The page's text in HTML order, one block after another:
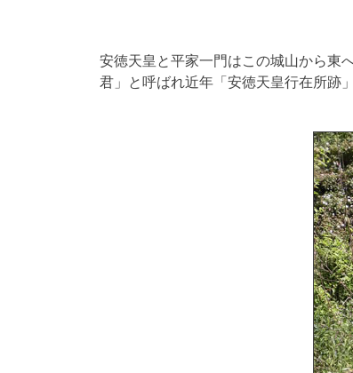
安徳天皇と平家一門はこの城山から東
君」と呼ばれ近年「安徳天皇行在所跡